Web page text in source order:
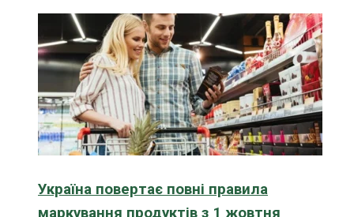
Україна повертає повні правила
маркування продуктів з 1 жовтня